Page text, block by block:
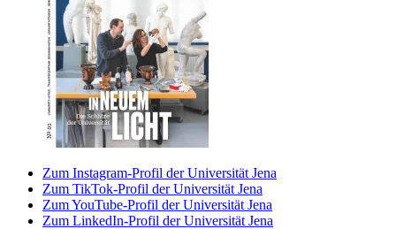
Zum Instagram-Profil der Universität Jena
Zum TikTok-Profil der Universität Jena
Zum YouTube-Profil der Universität Jena
Zum LinkedIn-Profil der Universität Jena